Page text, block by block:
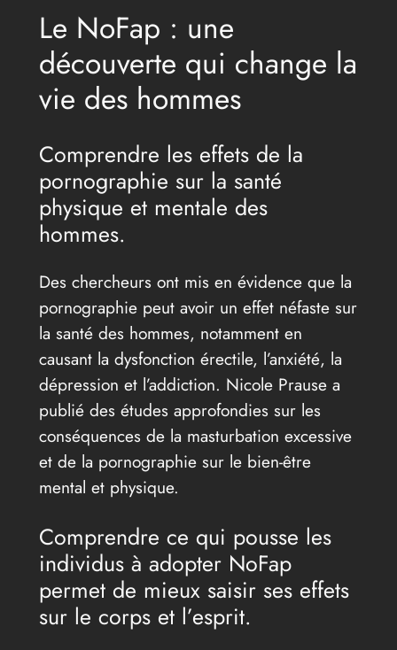
Le NoFap : une
découverte qui change la
vie des hommes
Comprendre les effets de la
pornographie sur la santé
physique et mentale des
hommes.
Des chercheurs ont mis en évidence que la
pornographie peut avoir un effet néfaste sur
la santé des hommes, notamment en
causant la dysfonction érectile, l’anxiété, la
dépression et l’addiction. Nicole Prause a
publié des études approfondies sur les
conséquences de la masturbation excessive
et de la pornographie sur le bien-être
mental et physique.
Comprendre ce qui pousse les
individus à adopter NoFap
permet de mieux saisir ses effets
sur le corps et l’esprit.